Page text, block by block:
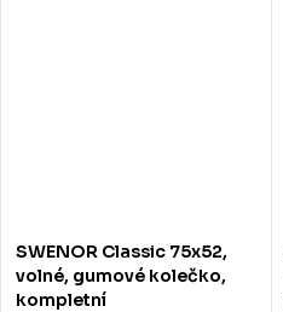
SWENOR Classic 75x52,
volné, gumové kolečko,
kompletní